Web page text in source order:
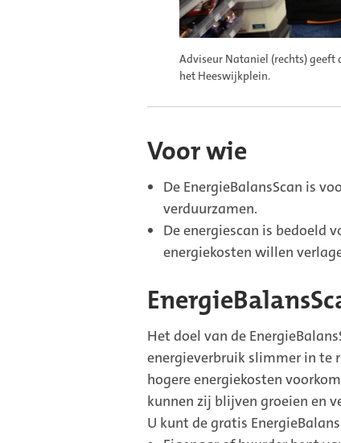
Adviseur Nataniel (rechts) geeft
het Heeswijkplein.
Voor wie
De EnergieBalansScan is
verduurzamen.
De energiescan is bedoeld
energiekosten willen
Het doel van de
energieverbruik slimmer in te
hogere energiekosten
kunnen zij blijven groeien en
U kunt de gratis